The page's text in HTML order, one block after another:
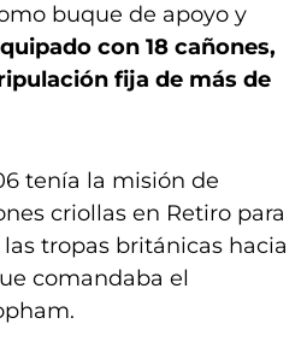
buque de apoyo y
con 18 cañones,
fija de más de
tenía la misión de
criollas en Retiro para
tropas británicas hacia
comandaba el